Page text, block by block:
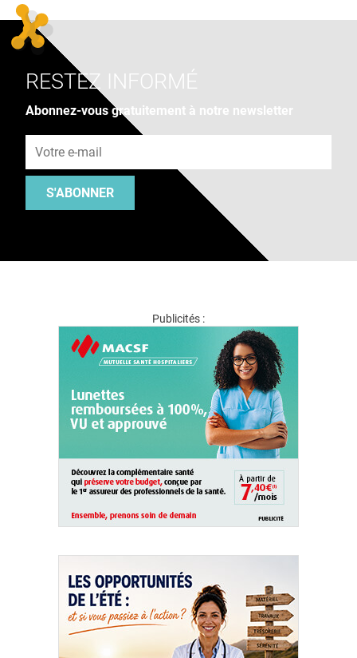
RESTEZ INFORMÉ
Abonnez-vous gratuitement à notre newsletter
S'ABONNER
Publicités :